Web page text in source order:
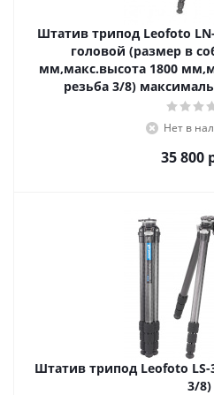
Штатив трипод Leofoto LN-324CT+NB-46 CARBON с
головой (размер в
мм,макс.высота 1800
резьба 3/8)
Нет в
35 800
Штатив трипод Leofoto LS-
3/8)